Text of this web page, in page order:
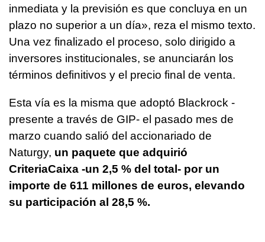
inmediata y la previsión es que concluya en un
plazo no superior a un día», reza el mismo texto.
Una vez finalizado el proceso, solo dirigido a
inversores institucionales, se anunciarán los
términos definitivos y el precio final de venta.
Esta vía es la misma que adoptó Blackrock -
presente a través de GIP- el pasado mes de
marzo cuando salió del accionariado de
Naturgy, un paquete que adquirió
CriteriaCaixa -un 2,5 % del total- por un
importe de 611 millones de euros, elevando
su participación al 28,5 %.